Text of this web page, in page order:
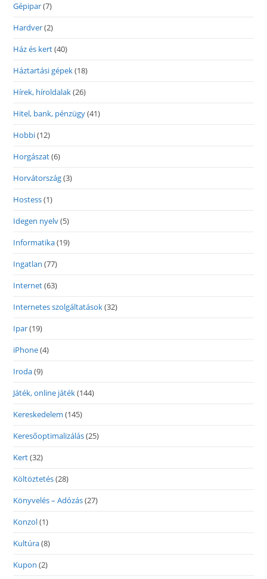
Gépipar(7)
Hardver(2)
Ház és kert(40)
Háztartási gépek(18)
Hírek, híroldalak(26)
Hitel, bank, pénzügy(41)
Hobbi(12)
Horgászat(6)
Horvátország(3)
Hostess(1)
Idegen nyelv(5)
Informatika(19)
Ingatlan (77)
Internet(63)
Internetes szolgáltatások(32)
Ipar(19)
iPhone(4)
Iroda(9)
Játék, online játék(144)
Kereskedelem (145)
Keresőoptimalizálás(25)
Kert(32)
Költöztetés(28)
Könyvelés – Adózás(27)
Konzol(1)
Kultúra(8)
Kupon (2)